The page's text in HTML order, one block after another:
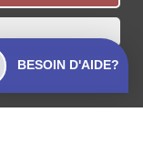
légales
BESOIN D'AIDE?